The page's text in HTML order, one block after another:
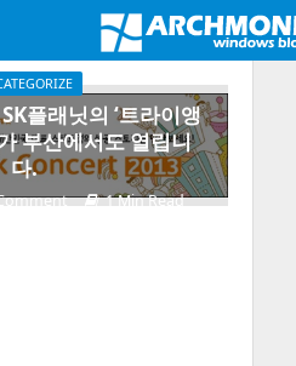
플래닛의 ‘트라이앵
부산에서도 열립니
다.
1 Min Read